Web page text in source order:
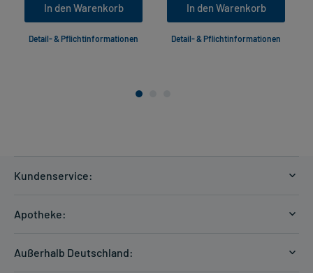
In den Warenkorb
Detail- & Pflichtinformationen
In den Warenkorb
Detail- & Pflichtinformationen
Kundenservice:
Zahlungsarten
Apotheke:
Außerhalb Deutschland: